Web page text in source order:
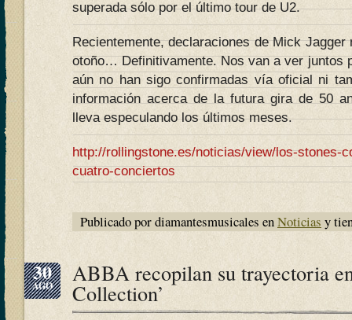
superada sólo por el último tour de U2.
Recientemente, declaraciones de Mick Jagger
otoño… Definitivamente. Nos van a ver juntos
aún no han sigo confirmadas vía oficial ni
información acerca de la futura gira de 50
lleva especulando los últimos meses.
http://rollingstone.es/noticias/view/los-stones-
cuatro-conciertos
Publicado por diamantesmusicales enNoticias y
30
AGO ABBA recopilan su trayectoria
Collection’